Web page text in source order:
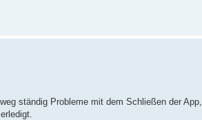
ständig Probleme mit dem Schließen der App,